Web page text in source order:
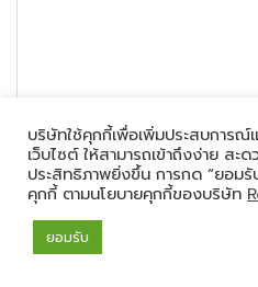
11. ชิบุ ออนเซ็น
จังหวัดน
บริษัทใช้คุกกี้เพื่อเพิ่มประสบการณ์
เว็บไซต์ ให้สามารถเข้าถึงง่าย สะ
ประสิทธิภาพยิ่งขึ้น การกด “ยอมรั
คุกกี้ ตามนโยบายคุกกี้ของบริษัท
ยอมรับ